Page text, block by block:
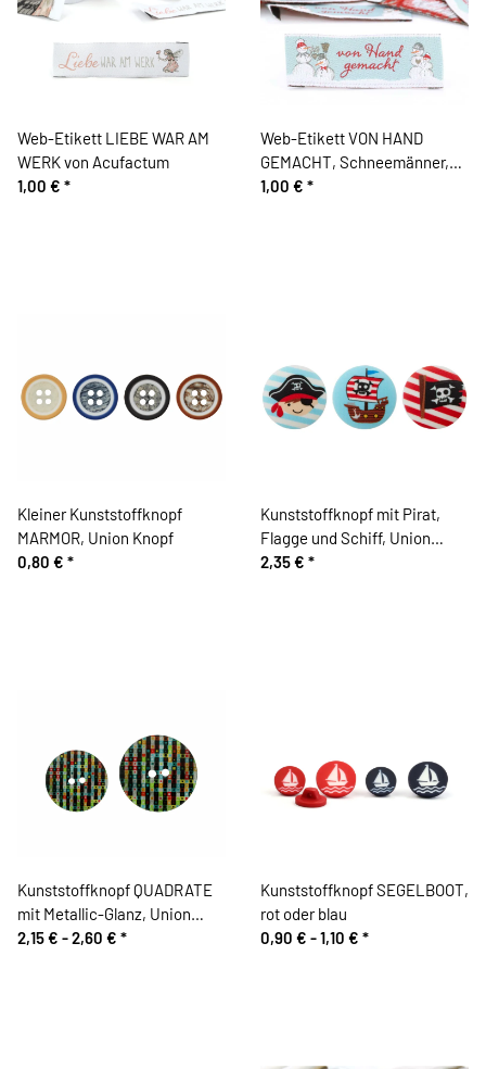
Web-Etikett LIEBE WAR AM
WERK von Acufactum
1,00 € *
Web-Etikett VON HAND
GEMACHT, Schneemänner,
Acufactum
1,00 € *
Kleiner Kunststoffknopf
MARMOR, Union Knopf
0,80 € *
Kunststoffknopf mit Pirat,
Flagge und Schiff, Union
Knopf
2,35 € *
Kunststoffknopf QUADRATE
mit Metallic-Glanz, Union
Knopf
2,15 € -2,60 € *
Kunststoffknopf SEGELBOOT,
rot oder blau
0,90 € -1,10 € *